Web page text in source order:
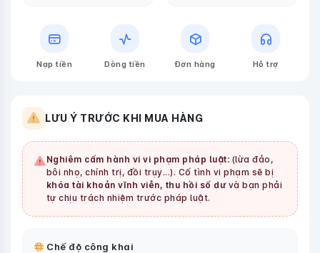
Nạp tiền Dòng tiền Đơn hàng Hỗ trợ
LƯU Ý TRƯỚC KHI MUA HÀNG
Nghiêm cấm hành vi vi phạm pháp luật: (lừa đảo,
bôi nhọ, chính trị, đồi trụy...). Cố tình vi phạm sẽ bị
khóa tài khoản vĩnh viễn, thu hồi số dưvà bạn phải
tự chịu trách nhiệm trước pháp luật.
Chế độ công khai